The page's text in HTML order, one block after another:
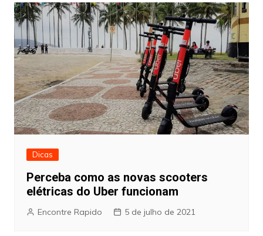
Dicas
Perceba como as novas scooters
elétricas do Uber funcionam
Encontre Rapido 5 de julho de 2021